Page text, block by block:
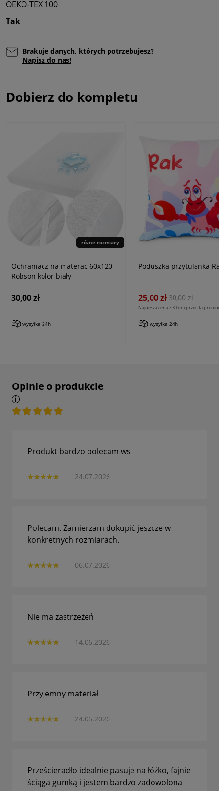
OEKO-TEX 100
Tak
Brakuje danych, których potrzebujesz?
Napisz do nas!
Dobierz do kompletu
różne rozmiary
Ochraniacz na materac 60x120
Robson kolor biały
30,00 zł
wysyłka 24h
Poduszka przytulanka
25,00 zł 30,00 zł
Najniższa cena z 30 dni przed tą
wysyłka 24h
Opinie o produkcie
24.07.2026
Produkt bardzo polecam ws
06.07.2026
Polecam. Zamierzam dokupić jeszcze w
konkretnych rozmiarach.
14.06.2026
Nie ma zastrzeżeń
24.05.2026
Przyjemny materiał
Prześcieradło idealnie pasuje na łóżko, fajnie
ściąga gumką i jestem bardzo zadowolona